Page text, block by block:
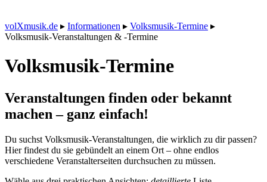
volXmusik.de ▸ Informationen ▸ Volksmusik-Termine ▸
Volksmusik-Veranstaltungen & -Termine
Volksmusik-Termine
Veranstaltungen finden oder bekannt
machen – ganz einfach!
Du suchst Volksmusik-Veranstaltungen, die wirklich zu dir passen?
Hier findest du sie gebündelt an einem Ort – ohne endlos
verschiedene Veranstalterseiten durchsuchen zu müssen.